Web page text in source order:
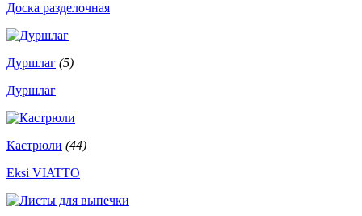
Доска разделочная
Дуршлаг (5)
Дуршлаг
Кастрюли (44)
Eksi VIATTO